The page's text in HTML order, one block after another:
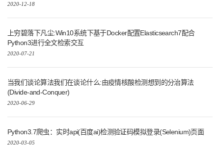
2020-12-18
上穷碧落下凡尘:Win10系统下基于Docker配置Elasticsearch7配合
Python3进行全文检索交互
2020-07-21
当我们谈论算法我们在谈论什么:由疫情核酸检测想到的分治算法
(Divide-and-Conquer)
2020-06-29
Python3.7爬虫：实时api(百度ai)检测验证码模拟登录(Selenium)页面
2020-03-05